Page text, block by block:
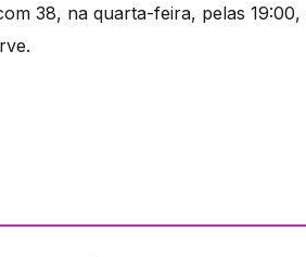
38, na quarta-feira, pelas 19:00,